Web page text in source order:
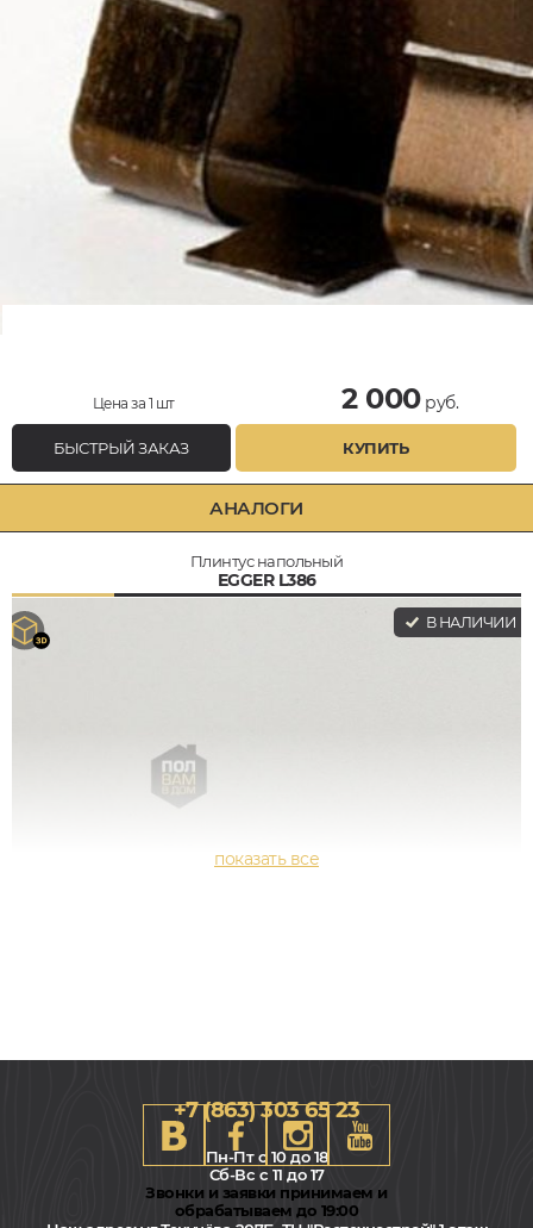
Цена за 1 шт 2 000руб.
БЫСТРЫЙ ЗАКАЗ КУПИТЬ
АНАЛОГИ
Плинтус напольный
EGGER L386
В НАЛИЧИИ
+7 (863) 303 65 23
Пн-Пт с 10 до 18
Сб-Вс с 11 до 17
Звонки и заявки принимаем и
обрабатываем до 19:00